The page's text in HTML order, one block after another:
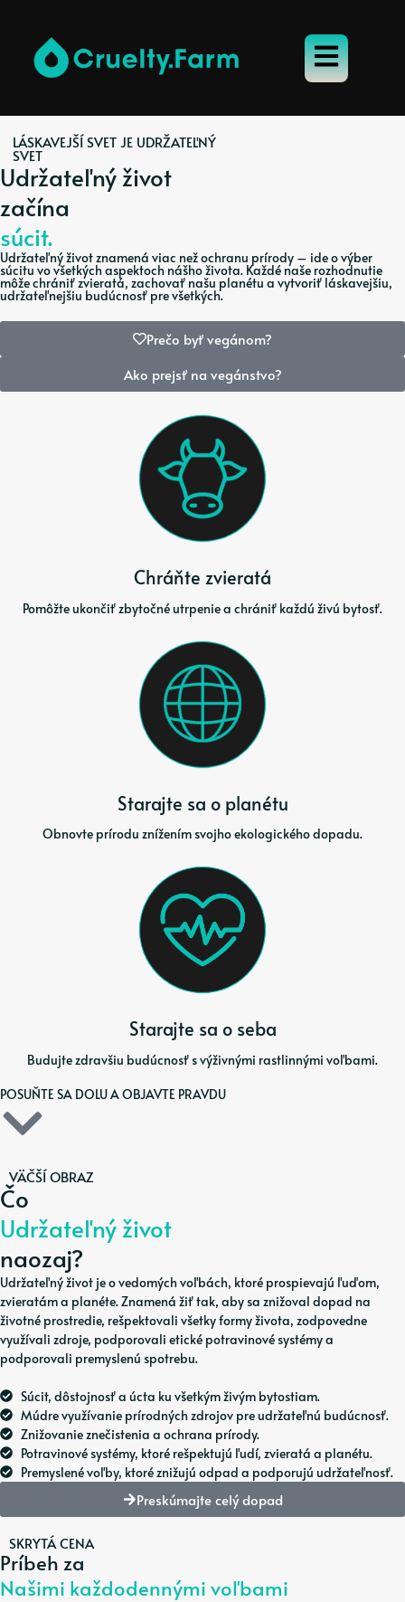
LÁSKAVEJŠÍ SVET JE UDRŽATEĽNÝ
SVET
Udržateľný život
začína
súcit.
Udržateľný život znamená viac než ochranu prírody – ide o výber
súcitu vo všetkých aspektoch nášho života. Každé naše rozhodnutie
môže chrániť zvieratá, zachovať našu planétu a vytvoriť láskavejšiu,
udržateľnejšiu budúcnosť pre všetkých.
Prečo byť vegánom?
Ako prejsť na vegánstvo?
Chráňte zvieratá
Pomôžte ukončiť zbytočné utrpenie a chrániť každú živú bytosť.
Starajte sa o planétu
Obnovte prírodu znížením svojho ekologického dopadu.
Starajte sa o seba
Budujte zdravšiu budúcnosť s výživnými rastlinnými voľbami.
POSUŇTE SA DOLU A OBJAVTE PRAVDU
VÄČŠÍ OBRAZ
Čo
Udržateľný život
naozaj?
Udržateľný život je o vedomých voľbách, ktoré prospievajú ľuďom,
zvieratám a planéte. Znamená žiť tak, aby sa znižoval dopad na
životné prostredie, rešpektovali všetky formy života, zodpovedne
využívali zdroje, podporovali etické potravinové systémy a
podporovali premyslenú spotrebu.
Súcit, dôstojnosť a úcta ku všetkým živým bytostiam.
Múdre využívanie prírodných zdrojov pre udržateľnú budúcnosť.
Znižovanie znečistenia a ochrana prírody.
Potravinové systémy, ktoré rešpektujú ľudí, zvieratá a planétu.
Premyslené voľby, ktoré znižujú odpad a podporujú udržateľnosť.
Preskúmajte celý dopad
SKRYTÁ CENA
Príbeh za
Našimi každodennými voľbami